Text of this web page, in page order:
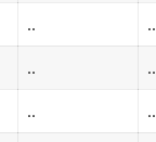
.. ..
.. ..
.. ..